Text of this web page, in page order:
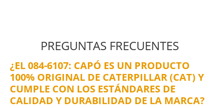
PREGUNTAS FRECUENTES
¿EL 084-6107: CAPÓ ES UN PRODUCTO
100% ORIGINAL DE CATERPILLAR (CAT) Y
CUMPLE CON LOS ESTÁNDARES DE
CALIDAD Y DURABILIDAD DE LA MARCA?